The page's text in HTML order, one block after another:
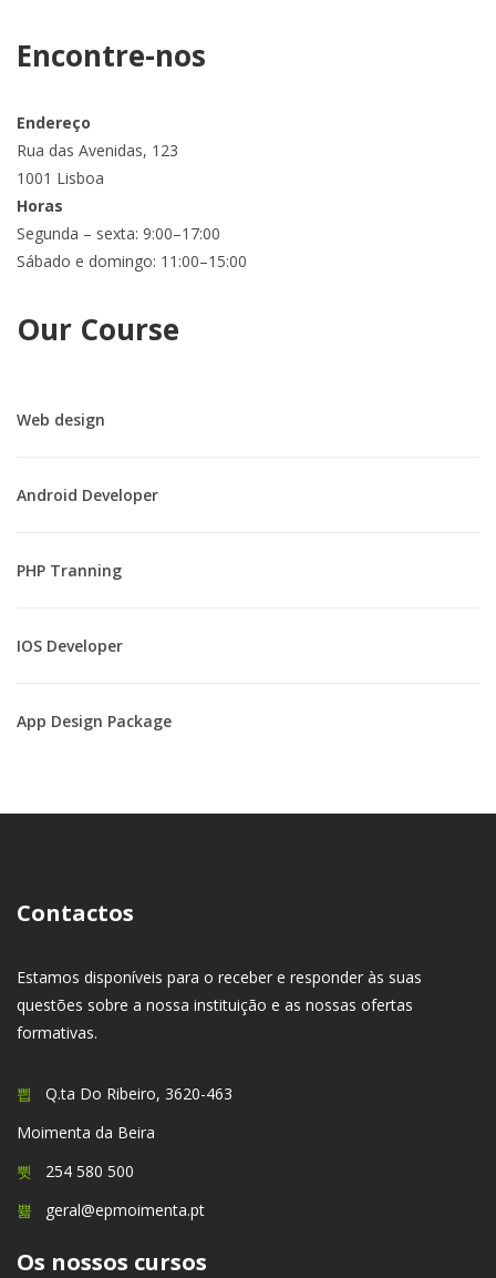
Encontre-nos
Endereço
Rua das Avenidas, 123
1001 Lisboa
Horas
Segunda – sexta: 9:00–17:00
Sábado e domingo: 11:00–15:00
Our Course
Web design
Android Developer
PHP Tranning
IOS Developer
App Design Package
Contactos
Estamos disponíveis para o receber e responder às suas
questões sobre a nossa instituição e as nossas ofertas
formativas.
Q.ta Do Ribeiro, 3620-463
Moimenta da Beira
254 580 500
geral@epmoimenta.pt
Os nossos cursos